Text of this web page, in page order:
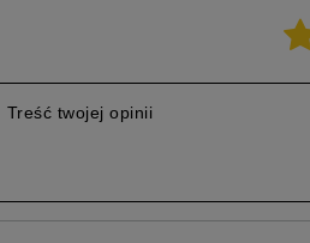
Treść twojej opinii